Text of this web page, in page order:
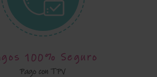
100% Seguro
Pago con TPV